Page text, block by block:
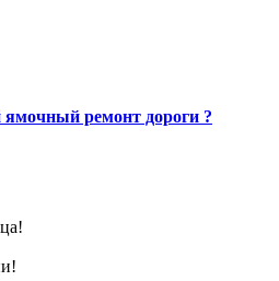
ремонт дороги ?